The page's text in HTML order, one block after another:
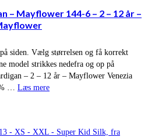
– Mayflower 144-6 – 2 – 12 år –
siden. Vælg størrelsen og få korrekt
model strikkes nedefra og op på
– 2 – 12 år – Mayflower Venezia
… Læs mere